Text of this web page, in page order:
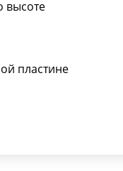
высоте
пластине